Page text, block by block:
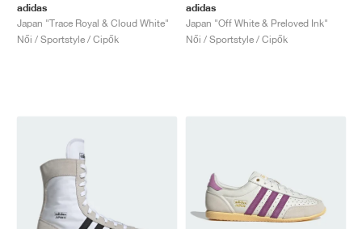
adidas
Japan "Trace Royal & Cloud White"
Női / Sportstyle / Cipők
adidas
Japan "Off White & Preloved Ink"
Női / Sportstyle / Cipők